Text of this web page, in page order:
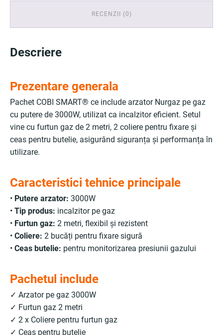
RECENZII (0)
Descriere
Prezentare generala
Pachet COBI SMART® ce include arzator Nurgaz pe gaz
cu putere de 3000W, utilizat ca incalzitor eficient. Setul
vine cu furtun gaz de 2 metri, 2 coliere pentru fixare și
ceas pentru butelie, asigurând siguranța și performanța în
utilizare.
Caracteristici tehnice principale
• Putere arzator: 3000W
• Tip produs: incalzitor pe gaz
• Furtun gaz: 2 metri, flexibil și rezistent
• Coliere: 2 bucăți pentru fixare sigură
• Ceas butelie: pentru monitorizarea presiunii gazului
Pachetul include
✓ Arzator pe gaz 3000W
✓ Furtun gaz 2 metri
✓ 2 x Coliere pentru furtun gaz
✓ Ceas pentru butelie